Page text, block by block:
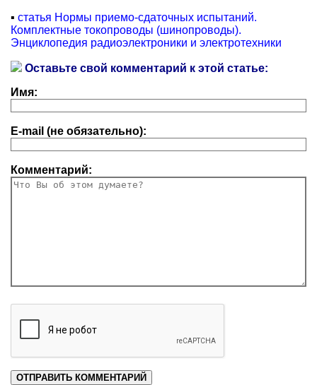
▪ статья Нормы приемо-сдаточных испытаний.
Комплектные токопроводы (шинопроводы).
Энциклопедия радиоэлектроники и электротехники
Оставьте свой комментарий к этой статье:
Имя:
E-mail (не обязательно):
Комментарий: